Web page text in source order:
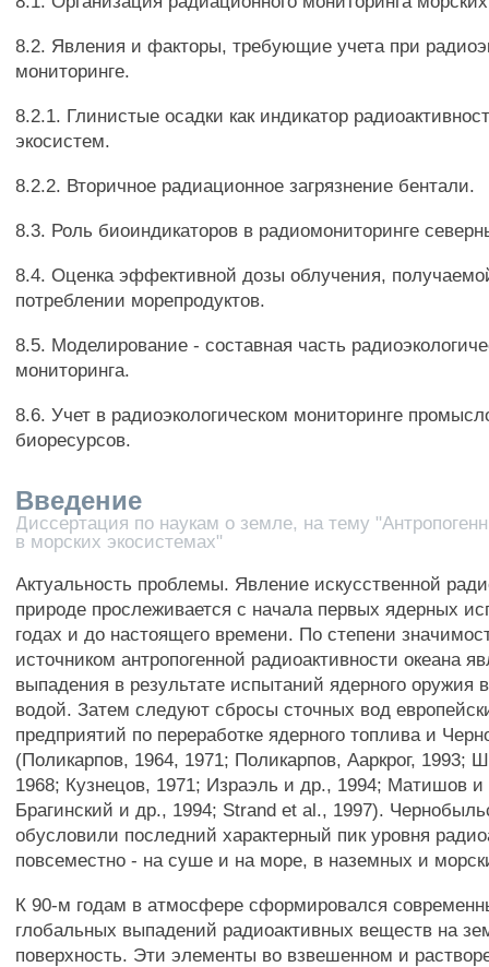
8.2. Явления и факторы, требующие учета при
мониторинге.
8.2.1. Глинистые осадки как индикатор
экосистем.
8.2.2. Вторичное радиационное загрязнение бентали.
8.3. Роль биоиндикаторов в радиомониторинге
8.4. Оценка эффективной дозы облучения,
потреблении морепродуктов.
8.5. Моделирование - составная часть
мониторинга.
8.6. Учет в радиоэкологическом мониторинге
биоресурсов.
Введение
Диссертация по наукам о земле, на тему
в морских экосистемах"
Актуальность проблемы. Явление искусственной
природе прослеживается с начала первых ядерных
годах и до настоящего времени. По степени
источником антропогенной радиоактивности океана
выпадения в результате испытаний ядерного оружия
водой. Затем следуют сбросы сточных вод
предприятий по переработке ядерного топлива и
(Поликарпов, 1964, 1971; Поликарпов, Ааркрог, 1993;
1968; Кузнецов, 1971; Израэль и др., 1994; Матишов и
Брагинский и др., 1994; Strand et al., 1997).
обусловили последний характерный пик уровня
повсеместно - на суше и на море, в наземных и
К 90-м годам в атмосфере сформировался
глобальных выпадений радиоактивных веществ на
поверхность. Эти элементы во взвешенном и